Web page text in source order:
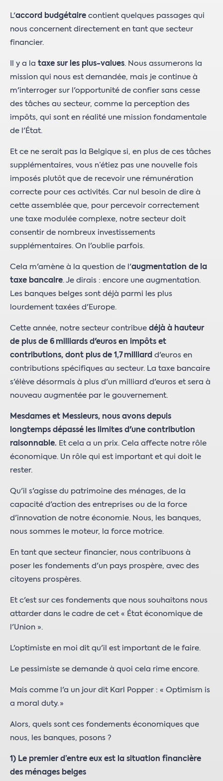
L'accord budgétaire contient quelques passages qui
nous concernent directement en tant que secteur
financier.
Il y a la taxe sur les plus-values. Nous assumerons la
mission qui nous est demandée, mais je continue à
m'interroger sur l'opportunité de confier sans cesse
des tâches au secteur, comme la perception des
impôts, qui sont en réalité une mission fondamentale
de l'État.
Et ce ne serait pas la Belgique si, en plus de ces tâches
supplémentaires, vous n’étiez pas une nouvelle fois
imposés plutôt que de recevoir une rémunération
correcte pour ces activités. Car nul besoin de dire à
cette assemblée que, pour percevoir correctement
une taxe modulée complexe, notre secteur doit
consentir de nombreux investissements
supplémentaires. On l'oublie parfois.
Cela m'amène à la question de l'augmentation de la
taxe bancaire. Je dirais : encore une augmentation.
Les banques belges sont déjà parmi les plus
lourdement taxées d'Europe.
Cette année, notre secteur contribue déjà à hauteur
de plus de 6 milliards d'euros en impôts et
contributions, dont plus de 1,7 milliard d'euros en
contributions spécifiques au secteur. La taxe bancaire
s'élève désormais à plus d'un milliard d'euros et sera à
nouveau augmentée par le gouvernement.
Mesdames et Messieurs, nous avons depuis
longtemps dépassé les limites d'une contribution
raisonnable. Et cela a un prix. Cela affecte notre rôle
économique. Un rôle qui est important et qui doit le
rester.
Qu'il s'agisse du patrimoine des ménages, de la
capacité d'action des entreprises ou de la force
d'innovation de notre économie. Nous, les banques,
nous sommes le moteur, la force motrice.
En tant que secteur financier, nous contribuons à
poser les fondements d'un pays prospère, avec des
citoyens prospères.
Et c'est sur ces fondements que nous souhaitons nous
attarder dans le cadre de cet « État économique de
l'Union ».
L'optimiste en moi dit qu'il est important de le faire.
Le pessimiste se demande à quoi cela rime encore.
Mais comme l'a un jour dit Karl Popper : « Optimism is
a moral duty. »
Alors, quels sont ces fondements économiques que
nous, les banques, posons ?
1) Le premier d’entre eux est la situation financière
des ménages belges